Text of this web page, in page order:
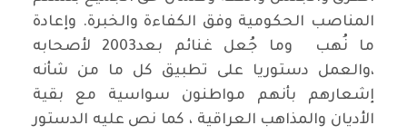
المناصب الحكومية وفق الكفاءة والخبرة. وإعادة
ما نُهب وما جُعل غنائم بعد2003 لأصحابه
،والعمل دستوريا على تطبيق كل ما من شأنه
إشعارهم بأنهم مواطنون سواسية مع بقية
الأديان والمذاهب العراقية ، كما نص عليه الدستور